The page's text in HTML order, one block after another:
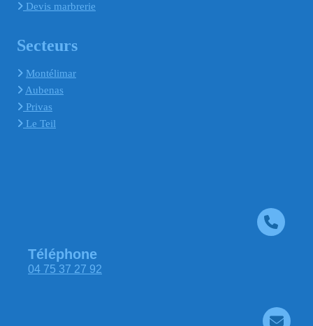
Devis marbrerie
Secteurs
Montélimar
Aubenas
Privas
Le Teil
Téléphone
04 75 37 27 92